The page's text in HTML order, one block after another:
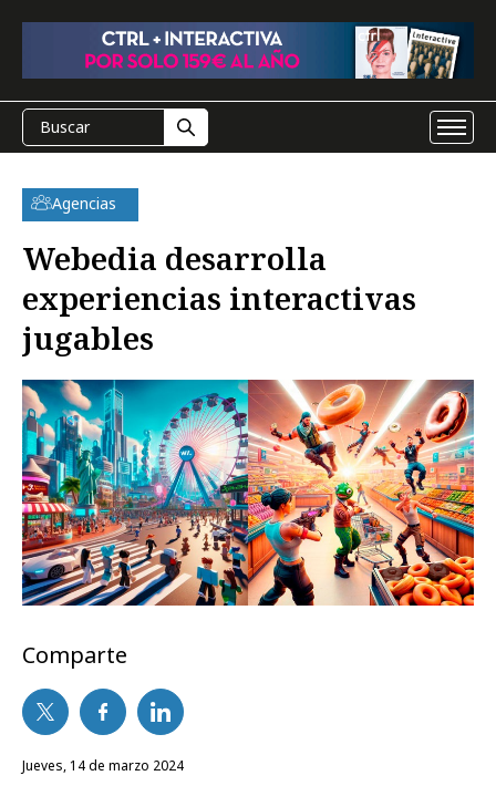
Agencias
Webedia desarrolla
experiencias interactivas
jugables
Comparte
jueves, 14 de marzo 2024